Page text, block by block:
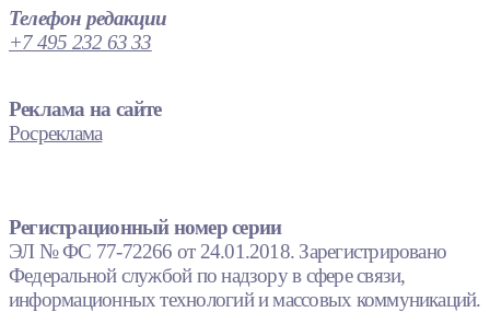
Телефон редакции
+7 495 232 63 33
Реклама на сайте
Росреклама
Регистрационный номер серии
ЭЛ № ФС 77-72266 от 24.01.2018. Зарегистрировано
Федеральной службой по надзору в сфере связи,
информационных технологий и массовых коммуникаций.